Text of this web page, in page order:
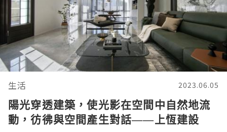
生活 2023.06.05
陽光穿透建築，使光影在空間中自然地流
動，彷彿與空間產生對話——上恆建設